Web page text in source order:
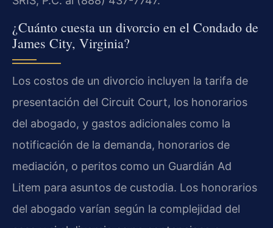
¿Cuánto cuesta un divorcio en el Condado de
James City, Virginia?
Los costos de un divorcio incluyen la tarifa de
presentación del Circuit Court, los honorarios
del abogado, y gastos adicionales como la
notificación de la demanda, honorarios de
mediación, o peritos como un Guardián Ad
Litem para asuntos de custodia. Los honorarios
del abogado varían según la complejidad del